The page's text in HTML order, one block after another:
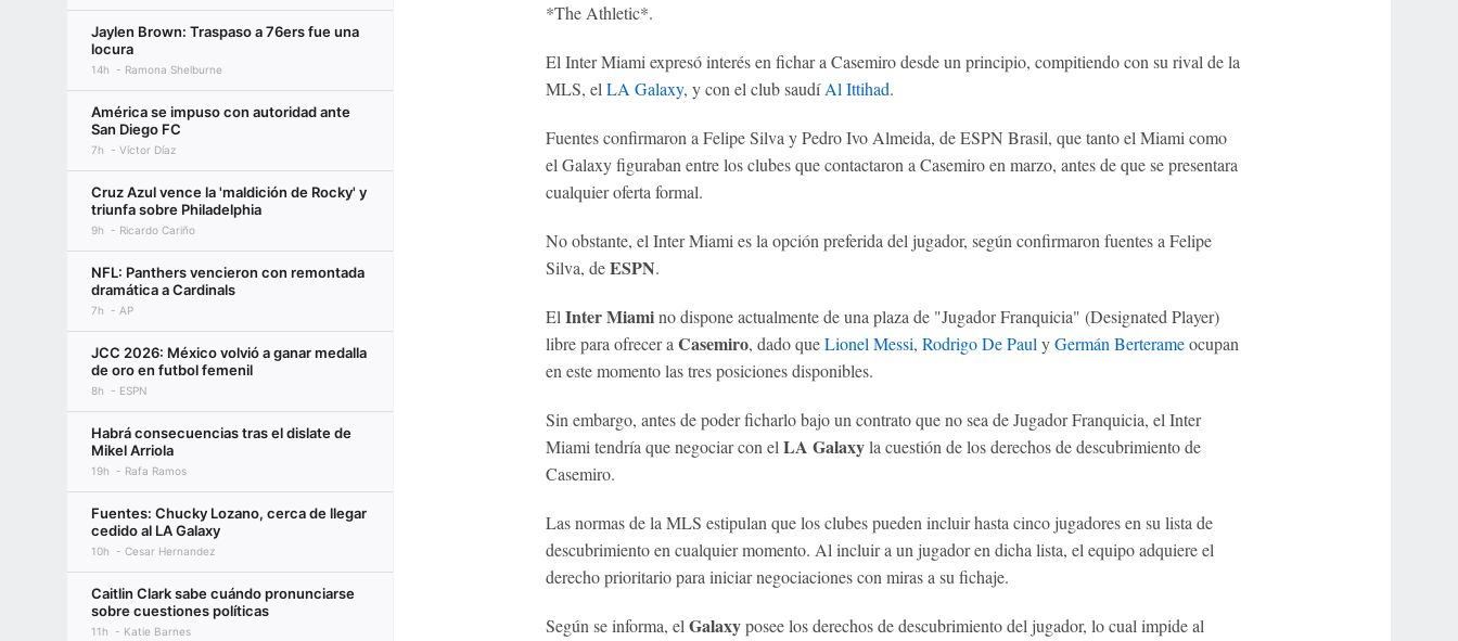
Jaylen Brown: Traspaso a 76ers fue una
locura
14h Ramona Shelburne
América se impuso con autoridad ante
San Diego FC
7h Víctor Díaz
Cruz Azul vence la 'maldición de Rocky' y
triunfa sobre Philadelphia
9h Ricardo Cariño
NFL: Panthers vencieron con remontada
dramática a Cardinals
7h AP
JCC 2026: México volvió a ganar medalla
de oro en futbol femenil
8h ESPN
Habrá consecuencias tras el dislate de
Mikel Arriola
19h Rafa Ramos
Fuentes: Chucky Lozano, cerca de llegar
cedido al LA Galaxy
10h Cesar Hernandez
Caitlin Clark sabe cuándo pronunciarse
sobre cuestiones políticas
11h Katie Barnes
*The Athletic*.
El Inter Miami expresó interés en fichar a Casemiro desde un principio, compitiendo con su rival de la
MLS, elLA Galaxy, y con el club saudíAl Ittihad.
Fuentes confirmaron a Felipe Silva y Pedro Ivo Almeida, de ESPN Brasil, que tanto el Miami como
el Galaxy figuraban entre los clubes que contactaron a Casemiro en marzo, antes de que se presentara
cualquier oferta formal.
No obstante, el Inter Miami es la opción preferida del jugador, según confirmaron fuentes a Felipe
Silva, deESPN.
ElInter Miamino dispone actualmente de una plaza de "Jugador Franquicia" (Designated Player)
libre para ofrecer aCasemiro, dado queLionel Messi, Rodrigo De PaulyGermán Berterameocupan
en este momento las tres posiciones disponibles.
Sin embargo, antes de poder ficharlo bajo un contrato que no sea de Jugador Franquicia, el Inter
Miami tendría que negociar con elLA Galaxyla cuestión de los derechos de descubrimiento de
Casemiro.
Las normas de la MLS estipulan que los clubes pueden incluir hasta cinco jugadores en su lista de
descubrimiento en cualquier momento. Al incluir a un jugador en dicha lista, el equipo adquiere el
derecho prioritario para iniciar negociaciones con miras a su fichaje.
Según se informa, elGalaxyposee los derechos de descubrimiento del jugador, lo cual impide al